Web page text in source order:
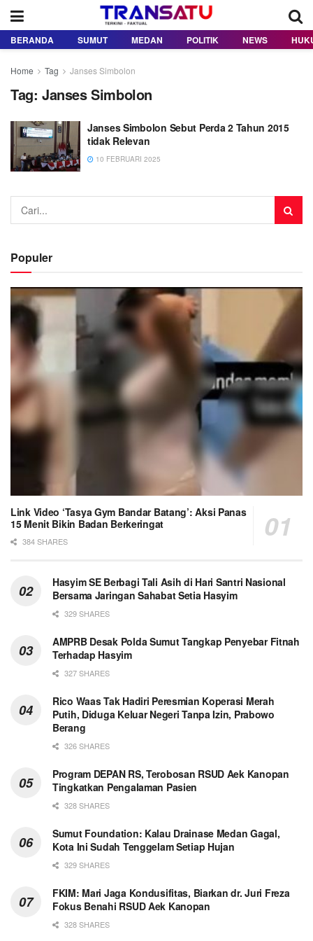
BERANDA SUMUT MEDAN POLITIK NEWS
Home Tag Janses Simbolon
Tag: Janses Simbolon
Janses Simbolon Sebut Perda 2 Tahun 2015
tidak Relevan
10 FEBRUARI 2025
Populer
Link Video ‘Tasya Gym Bandar Batang’: Aksi Panas
15 Menit Bikin Badan Berkeringat
384 SHARES
Hasyim SE Berbagi Tali Asih di Hari Santri Nasional
Bersama Jaringan Sahabat Setia Hasyim
329 SHARES
AMPRB Desak Polda Sumut Tangkap Penyebar Fitnah
Terhadap Hasyim
327 SHARES
Rico Waas Tak Hadiri Peresmian Koperasi Merah
Putih, Diduga Keluar Negeri Tanpa Izin, Prabowo
Berang
326 SHARES
Program DEPAN RS, Terobosan RSUD Aek Kanopan
Tingkatkan Pengalaman Pasien
328 SHARES
Sumut Foundation: Kalau Drainase Medan Gagal,
Kota Ini Sudah Tenggelam Setiap Hujan
329 SHARES
FKIM: Mari Jaga Kondusifitas, Biarkan dr. Juri Freza
Fokus Benahi RSUD Aek Kanopan
328 SHARES